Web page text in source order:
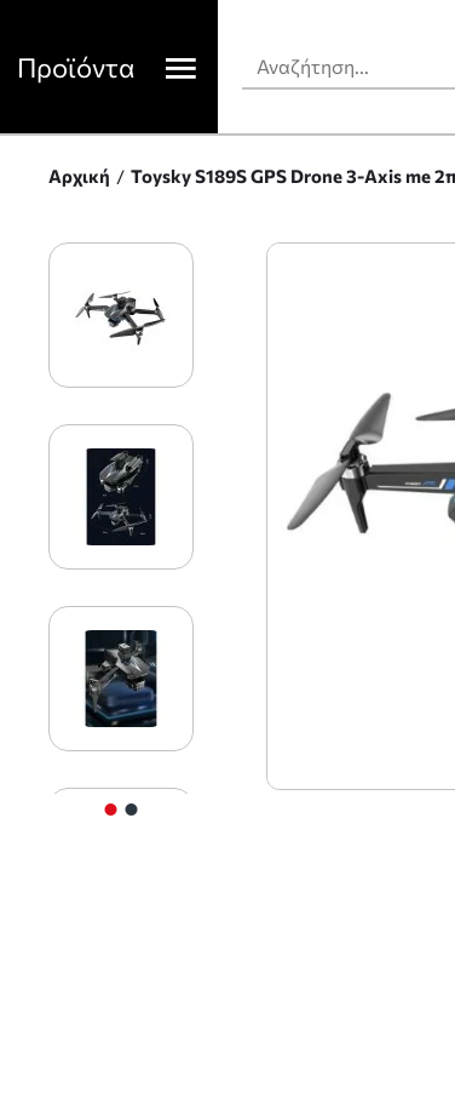
Προϊόντα
Αρχική Toysky S189S GPS Drone 3-Axis me